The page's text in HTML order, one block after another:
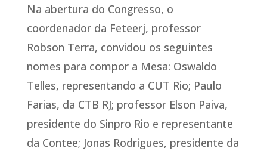
Na abertura do Congresso, o
coordenador da Feteerj, professor
Robson Terra, convidou os seguintes
nomes para compor a Mesa: Oswaldo
Telles, representando a CUT Rio; Paulo
Farias, da CTB RJ; professor Elson Paiva,
presidente do Sinpro Rio e representante
da Contee; Jonas Rodrigues, presidente da